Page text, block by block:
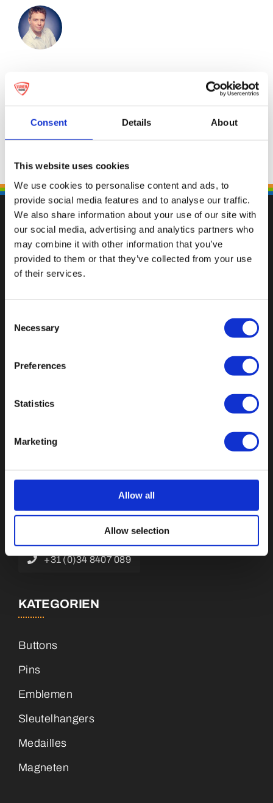
Consent Details About
This website uses cookies
We use cookies to personalise content and ads, to
provide social media features and to analyse our traffic.
We also share information about your use of our site with
our social media, advertising and analytics partners who
may combine it with other information that you’ve
provided to them or that they’ve collected from your use
of their services.
Selection
Necessary
Preferences
Statistics
Marketing
Allow all
Allow selection
Fallen Sie mit einzigartigen
Botnische Golf 9a, 3446 CN Woerden,
info@vianenonline.nl
+31 (0)34 8407 089
KATEGORIEN
Buttons
Pins
Emblemen
Sleutelhangers
Medailles
Magneten